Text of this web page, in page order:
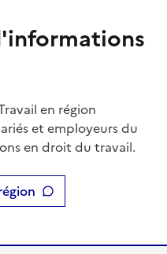
en région
et employeurs du
en droit du travail.